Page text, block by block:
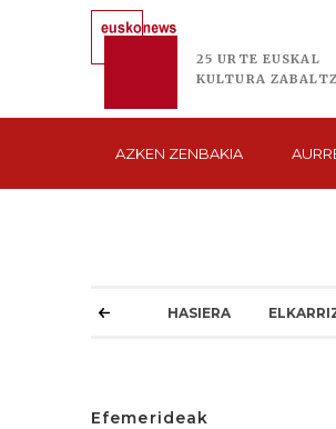
25 URTE EUSKAL
KULTURA
AZKEN ZENBAKIA
HASIERA
Efemerideak